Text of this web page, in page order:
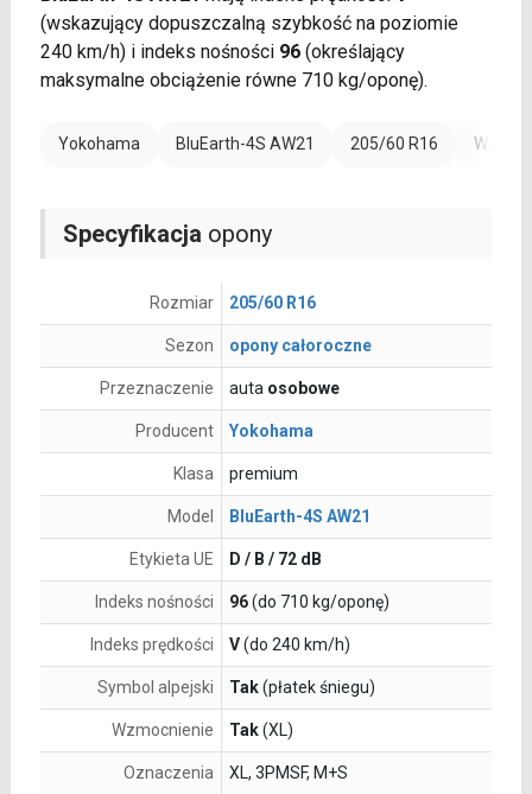
(wskazujący dopuszczalną szybkość na poziomie
240 km/h) i indeks nośności 96(określający
maksymalne obciążenie równe 710 kg/oponę).
Yokohama BluEarth-4S AW21 205/60 R16
Specyfikacja opony
Rozmiar 205/60 R16
Sezon opony całoroczne
Przeznaczenie auta osobowe
Producent Yokohama
Klasa premium
Model BluEarth-4S AW21
Etykieta UE D / B / 72 dB
Indeks nośności 96(do 710 kg/oponę)
Indeks prędkości V(do 240 km/h)
Symbol alpejski Tak(płatek śniegu)
Wzmocnienie Tak(XL)
Oznaczenia XL, 3PMSF, M+S